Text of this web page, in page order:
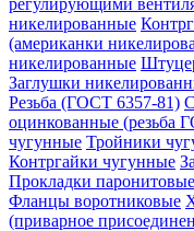
никелированные
(американки
никелированные
Заглушки
Резьба (ГОСТ 6357-81)
оцинкованные (резьба
чугунные Тройники
Контргайки чугунные
Прокладки паронитовые
Фланцы воротниковые
(приварное